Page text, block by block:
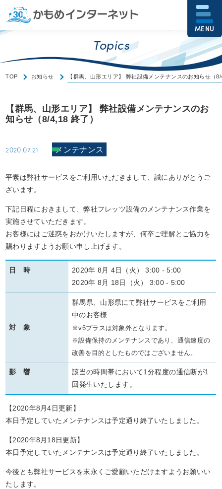
MENU
Topics
TOP お知らせ 【群馬、山形エリア】 弊社設備メンテナンスのお知らせ（
【群馬、山形エリア】 弊社設備メンテナンスのお
知らせ（8/4,18 終了）
2020.07.21 メンテナンス
平素は弊社サービスをご利用いただきまして、誠にありがとうご
ざいます。
下記日程におきまして、弊社フレッツ設備のメンテナンス作業を
実施させていただきます。
お客様にはご迷惑をおかけいたしますが、何卒ご理解とご協力を
賜わりますようお願い申し上げます。
日 時
2020年 8月 4日（火） 3:00 - 5:00
2020年 8月 18日（火） 3:00 - 5:00
対 象
群馬県、山形県にて弊社サービスをご利用
中のお客様
※v6プラスは対象外となります。
※設備保持のメンテナンスであり、通信速度の
改善を目的としたものではございません。
影 響
該当の時間帯において1分程度の通信断が1
回発生いたします。
【2020年8月4日更新】
本日予定していたメンテナンスは予定通り終了いたしました。
【2020年8月18日更新】
本日予定していたメンテナンスは予定通り終了いたしました。
今後とも弊社サービスを末永くご愛顧いただけますようお願いい
たします。